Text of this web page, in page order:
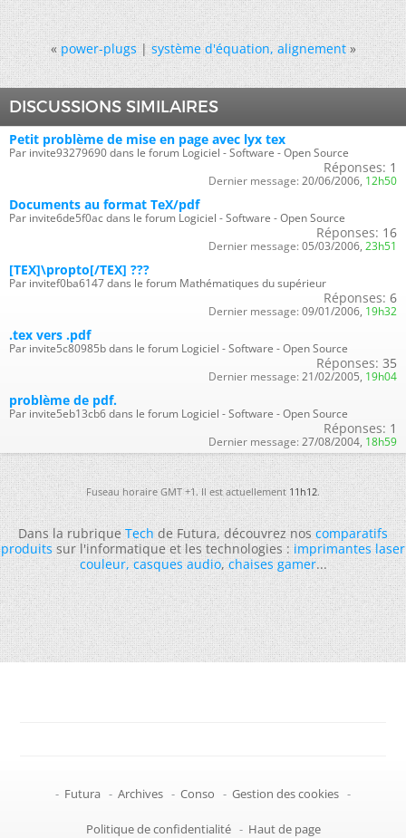
« power-plugs|système d'équation, alignement »
DISCUSSIONS SIMILAIRES
Petit problème de mise en page avec lyx tex
Par invite93279690 dans le forum Logiciel - Software - Open Source
Réponses: 1
Dernier message: 20/06/2006, 12h50
Documents au format TeX/pdf
Par invite6de5f0ac dans le forum Logiciel - Software - Open Source
Réponses: 16
Dernier message: 05/03/2006, 23h51
[TEX]\propto[/TEX] ???
Par invitef0ba6147 dans le forum Mathématiques du supérieur
Réponses: 6
Dernier message: 09/01/2006, 19h32
.tex vers .pdf
Par invite5c80985b dans le forum Logiciel - Software - Open Source
Réponses: 35
Dernier message: 21/02/2005, 19h04
problème de pdf.
Par invite5eb13cb6 dans le forum Logiciel - Software - Open Source
Réponses: 1
Dernier message: 27/08/2004, 18h59
Fuseau horaire GMT +1. Il est actuellement 11h12.
Dans la rubriqueTechde Futura, découvrez noscomparatifs
produitssur l'informatique et les technologies :imprimantes laser
couleur,casques audio,chaises gamer...
- Futura - Archives - Conso - Gestion des cookies -
Politique de confidentialité - Haut de page